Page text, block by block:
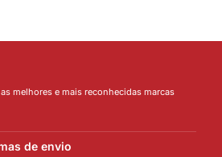
melhores e mais reconhecidas marcas
de envio